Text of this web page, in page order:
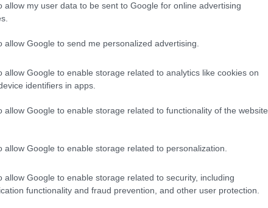
allow my user data to be sent to Google for online advertising
allow Google to send me personalized advertising.
allow Google to enable storage related to analytics like cookies on
identifiers in apps.
allow Google to enable storage related to functionality of the website
allow Google to enable storage related to personalization.
allow Google to enable storage related to security, including
functionality and fraud prevention, and other user protection.
termékekkel áll a vásárlók szolgálatára,
Tudtad, hogy nemcsak tetováló
hanem mindennapi eszközök széles
véletlen, hogy egyre többen vásárolnak
a kulacsot, ami mentesít a napi
és a hőtartó képesség az,
is jársz a világban.